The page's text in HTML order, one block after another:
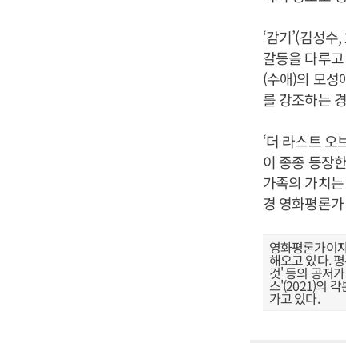
‘감기’(김성
갈등을 다루
(수애)의 모성
를 강조하는
‘더 라스트 오
이 종종 등장
가족의 가치
경 영화평론가
영화평론가이
해오고 있다.
것' 등의 공저
스'(2021)의 각
가고 있다.